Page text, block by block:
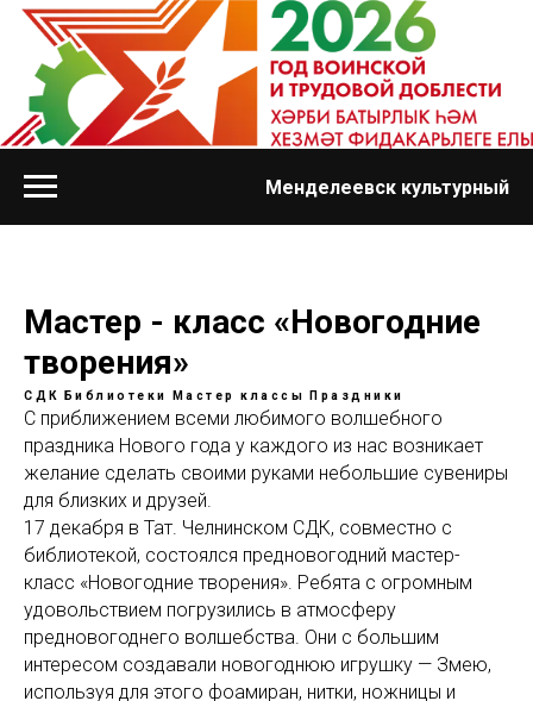
Менделеевск культурный
Мастер - класс «Новогодние
творения»
СДК Библиотеки Мастер классы Праздники
С приближением всеми любимого волшебного
праздника Нового года у каждого из нас возникает
желание сделать своими руками небольшие сувениры
для близких и друзей.
17 декабря в Тат. Челнинском СДК, совместно с
библиотекой, состоялся предновогодний мастер-
класс «Новогодние творения». Ребята с огромным
удовольствием погрузились в атмосферу
предновогоднего волшебства. Они с большим
интересом создавали новогоднюю игрушку — Змею,
используя для этого фоамиран, нитки, ножницы и